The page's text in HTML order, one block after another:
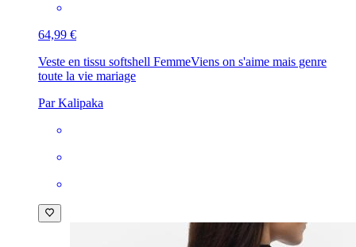
64,99 €
Veste en tissu softshell FemmeViens on s'aime mais genre
toute la vie mariage
Par Kalipaka